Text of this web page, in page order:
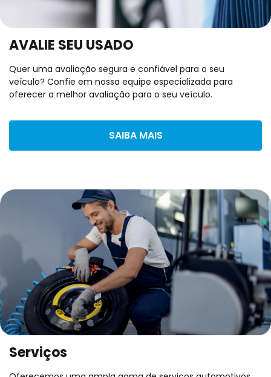
AVALIE SEU USADO
Quer uma avaliação segura e confiável para o seu
veículo? Confie em nossa equipe especializada para
oferecer a melhor avaliação para o seu veículo.
SAIBA MAIS
Serviços